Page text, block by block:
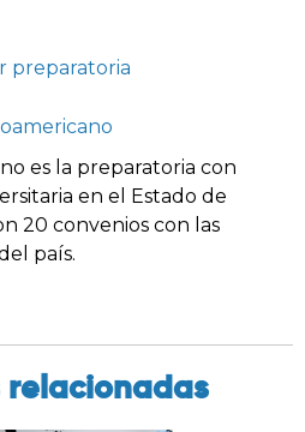
preparatoria
es la preparatoria con
en el Estado de
20 convenios con las
país.
relacionadas